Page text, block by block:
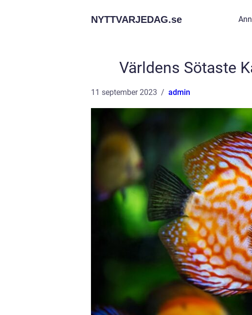
NYTTVARJEDAG.se
Världens Sötaste
11 september 2023 admin